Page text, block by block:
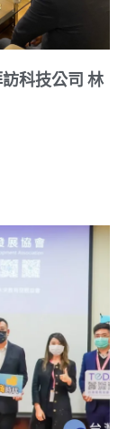
科技公司 林